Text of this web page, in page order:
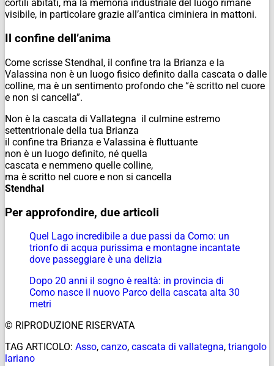
cortili abitati, ma la memoria industriale del luogo rimane
visibile, in particolare grazie all’antica ciminiera in mattoni.
Il confine dell’anima
Come scrisse Stendhal, il confine tra la Brianza e la
Valassina non è un luogo fisico definito dalla cascata o dalle
colline, ma è un sentimento profondo che “è scritto nel cuore
e non si cancella”.
Non è la cascata di Vallategna il culmine estremo
settentrionale della tua Brianza
il confine tra Brianza e Valassina è fluttuante
non è un luogo definito, né quella
cascata e nemmeno quelle colline,
ma è scritto nel cuore e non si cancella
Stendhal
Per approfondire, due articoli
Quel Lago incredibile a due passi da Como: un
trionfo di acqua purissima e montagne incantate
dove passeggiare è una delizia
Dopo 20 anni il sogno è realtà: in provincia di
Como nasce il nuovo Parco della cascata alta 30
metri
© RIPRODUZIONE RISERVATA
TAG ARTICOLO: Asso, canzo, cascata di vallategna, triangolo
lariano